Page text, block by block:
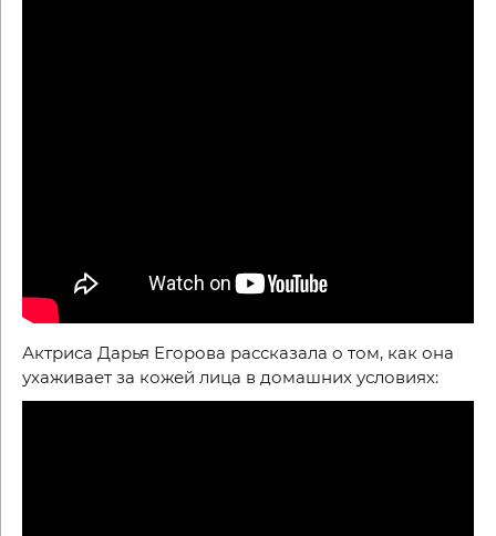
Актриса Дарья Егорова рассказала о том, как она
ухаживает за кожей лица в домашних условиях: